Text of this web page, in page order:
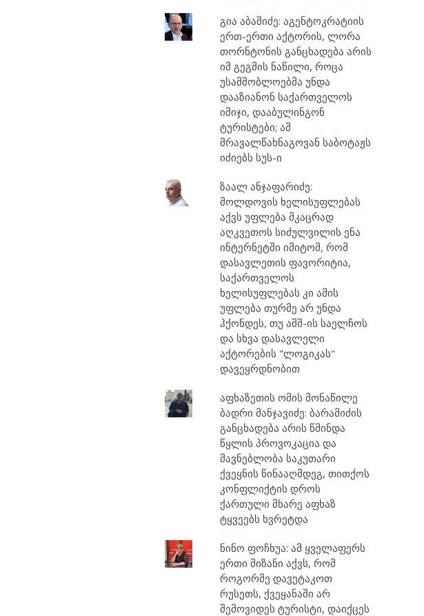
გია აბაშიძე: აგენტოკრატიის
ერთ-ერთი აქტორის, ლორა
თორნტონის განცხადება არის
იმ გეგმის ნაწილი, როცა
უსამშობლოებმა უნდა
დააზიანონ საქართველოს
იმიჯი, დააბულინგონ
ტურისტები; ამ
მრავალწახნაგოვან საბოტაჟს
იძიებს სუს-ი
ზაალ ანჯაფარიძე:
მოლდოვის ხელისუფლებას
აქვს უფლება მკაცრად
აღკვეთოს სიძულვილის ენა
ინტერნეტში იმიტომ, რომ
დასავლეთის ფავორიტია,
საქართველოს
ხელისუფლებას კი ამის
უფლება თურმე არ უნდა
ჰქონდეს, თუ აშშ-ის საელჩოს
და სხვა დასავლელი
აქტორების "ლოგიკას"
დავეყრდნობით
აფხაზეთის ომის მონაწილე
ბადრი მანჯავიძე: ბარამიძის
განცხადება არის წმინდა
წყლის პროვოკაცია და
მავნებლობა საკუთარი
ქვეყნის წინააღმდეგ, თითქოს
კონფლიქტის დროს
ქართული მხარე აფხაზ
ტყვეებს ხვრეტდა
ნინო ფოჩხუა: ამ ყველაფერს
ერთი მიზანი აქვს, რომ
როგორმე დავეტაკოთ
რუსეთს, ქვეყანაში არ
შემოვიდეს ტურისტი, დაიქცეს